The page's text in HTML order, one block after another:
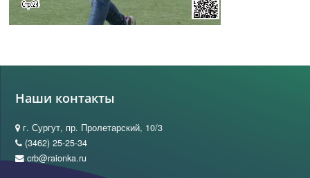
Наши контакты
г. Сургут, пр. Пролетарский, 10/3
(3462) 25-25-34
crb@raionka.ru